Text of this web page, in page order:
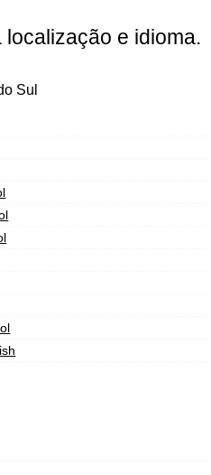
e idioma.
Sul